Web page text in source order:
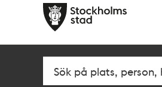
navigationen
huvudinnehållet
Fritextsök